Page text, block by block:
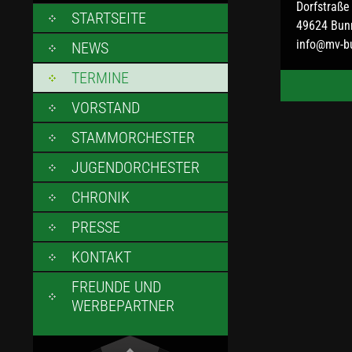
SKIP
TO
CONTENT
STARTSEITE
NEWS
TERMINE
VORSTAND
STAMMORCHESTER
JUGENDORCHESTER
CHRONIK
PRESSE
KONTAKT
FREUNDE UND
WERBEPARTNER
49624
info@mv-